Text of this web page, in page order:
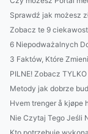
Sprawdź jak możesz
Zobacz te 9
6 Niepodważalnych
3 Faktów, Które
PILNE! Zobacz
Metody jak dobrze
Hvem trenger å kjøpe
Nie Czytaj Tego Jeśli